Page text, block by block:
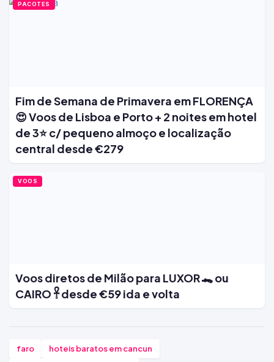
PACOTES
Fim de Semana de Primavera em FLORENÇA
😍 Voos de Lisboa e Porto + 2 noites em hotel
de 3⭐ c/ pequeno almoço e localização
central desde €279
VOOS
Voos diretos de Milão para LUXOR 🐊 ou
CAIRO 𓋹 desde €59 ida e volta
faro
hoteis baratos em cancun